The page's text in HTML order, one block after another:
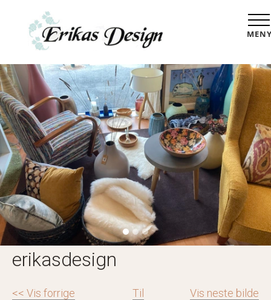
erikasdesign
<< Vis forrige
Til
Vis neste bilde